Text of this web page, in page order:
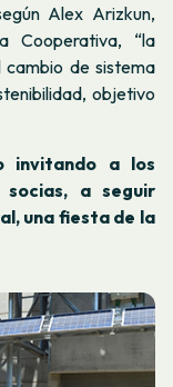
Alex Arizkun,
Cooperativa, “la
de sistema
objetivo
invitando a los
a seguir
una fiesta de la